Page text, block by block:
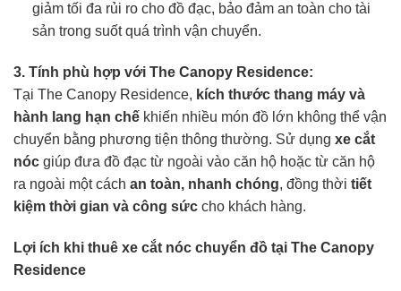
giảm tối đa rủi ro cho đồ đạc, bảo đảm an toàn cho tài
sản trong suốt quá trình vận chuyển.
3. Tính phù hợp với The Canopy Residence:
Tại The Canopy Residence, kích thước thang máy và
hành lang hạn chế khiến nhiều món đồ lớn không thể vận
chuyển bằng phương tiện thông thường. Sử dụng xe cắt
nóc giúp đưa đồ đạc từ ngoài vào căn hộ hoặc từ căn hộ
ra ngoài một cách an toàn, nhanh chóng, đồng thời tiết
kiệm thời gian và công sức cho khách hàng.
Lợi ích khi thuê xe cắt nóc chuyển đồ tại The Canopy
Residence